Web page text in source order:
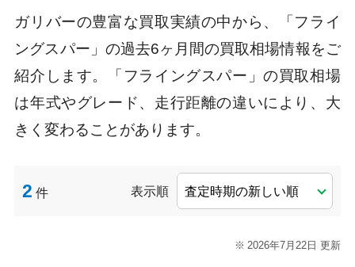
ガリバーの豊富な買取実績の中から、「フライ
ングスパー」の過去6ヶ月間の買取相場情報をご
紹介します。「フライングスパー」の買取相場
は年式やグレード、走行距離の違いにより、大
きく変わることがあります。
2 件 表示順
2026年7月22日 更新